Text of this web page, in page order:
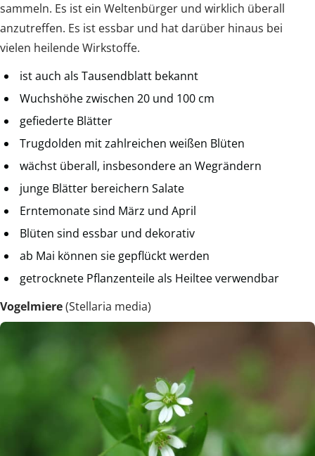
sammeln. Es ist ein Weltenbürger und wirklich überall
anzutreffen. Es ist essbar und hat darüber hinaus bei
vielen heilende Wirkstoffe.
ist auch als Tausendblatt bekannt
Wuchshöhe zwischen 20 und 100 cm
gefiederte Blätter
Trugdolden mit zahlreichen weißen Blüten
wächst überall, insbesondere an Wegrändern
junge Blätter bereichern Salate
Erntemonate sind März und April
Blüten sind essbar und dekorativ
ab Mai können sie gepflückt werden
getrocknete Pflanzenteile als Heiltee verwendbar
Vogelmiere(Stellaria media)